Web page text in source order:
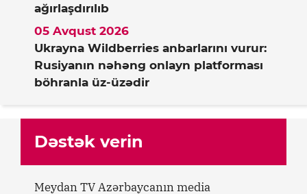
ağırlaşdırılıb
Ukrayna Wildberries anbarlarını vurur:
Rusiyanın nəhəng onlayn platforması
böhranla üz-üzədir
05 Avqust 2026
Dəstək verin
Meydan TV Azərbaycanın media